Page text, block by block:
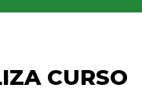
CURSO